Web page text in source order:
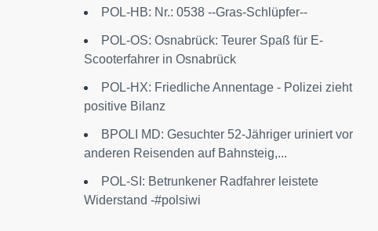
POL-HB: Nr.: 0538 --Gras-Schlüpfer--
POL-OS: Osnabrück: Teurer Spaß für E-
Scooterfahrer in Osnabrück
POL-HX: Friedliche Annentage - Polizei zieht
positive Bilanz
BPOLI MD: Gesuchter 52-Jähriger uriniert vor
anderen Reisenden auf Bahnsteig,...
POL-SI: Betrunkener Radfahrer leistete
Widerstand -#polsiwi